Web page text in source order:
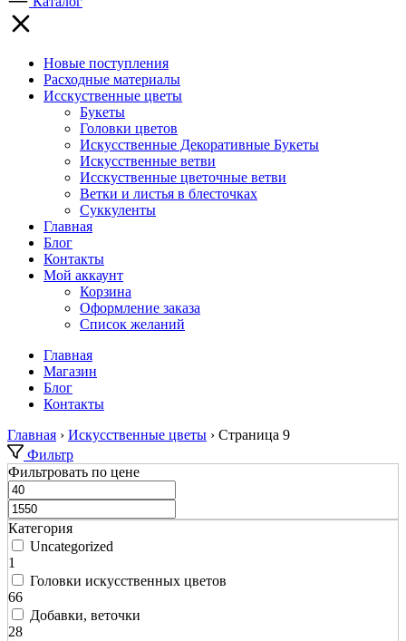
Новые поступления
Расходные материалы
Исскуственные цветы
Букеты
Головки цветов
Искусственные Декоративные Букеты
Искусственные ветви
Исскуственные цветочные ветви
Ветки и листья в блесточках
Суккуленты
Главная
Блог
Контакты
Мой аккаунт
Корзина
Оформление заказа
Список желаний
Главная
Магазин
Блог
Контакты
Главная › Искусственные цветы › Страница 9
Фильтр
Фильтровать по цене
Категория
Uncategorized
1
Головки искусственных цветов
66
Добавки, веточки
28